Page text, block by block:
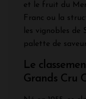
et le fruit du
Franc ou la
les vignobles
palette de
Le
Grands Cru